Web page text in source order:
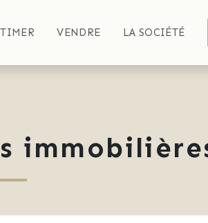
VENDRE LA SOCIÉTÉ